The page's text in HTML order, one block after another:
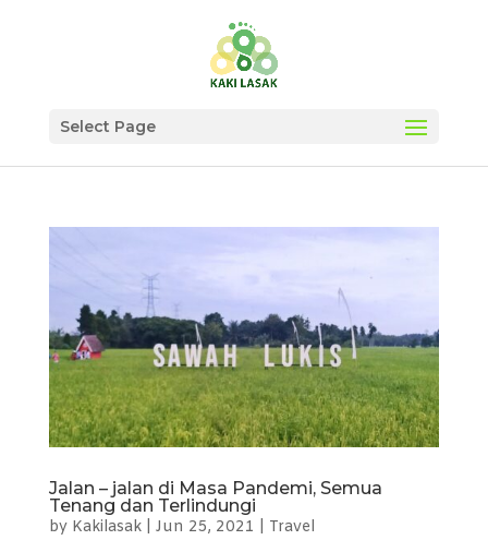
Select Page
Jalan – jalan di Masa Pandemi, Semua
Tenang dan Terlindungi
by Kakilasak| Jun 25, 2021 Travel